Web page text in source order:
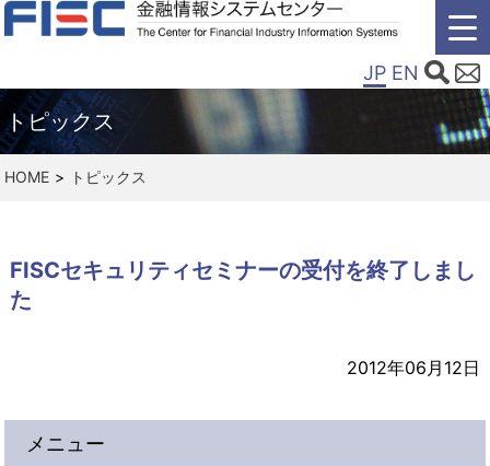
JP EN
トピックス
HOME トピックス
FISCセキュリティセミナーの受付を終了しまし
た
2012年06月12日
メニュー